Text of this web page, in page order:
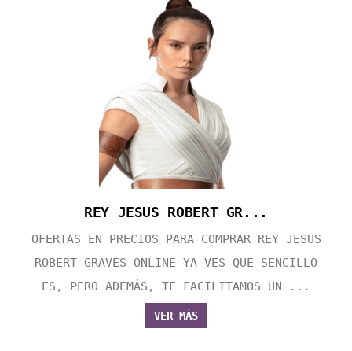
REY JESUS ROBERT GR...
OFERTAS EN PRECIOS PARA COMPRAR REY JESUS
ROBERT GRAVES ONLINE YA VES QUE SENCILLO
ES, PERO ADEMÁS, TE FACILITAMOS UN ...
VER MÁS